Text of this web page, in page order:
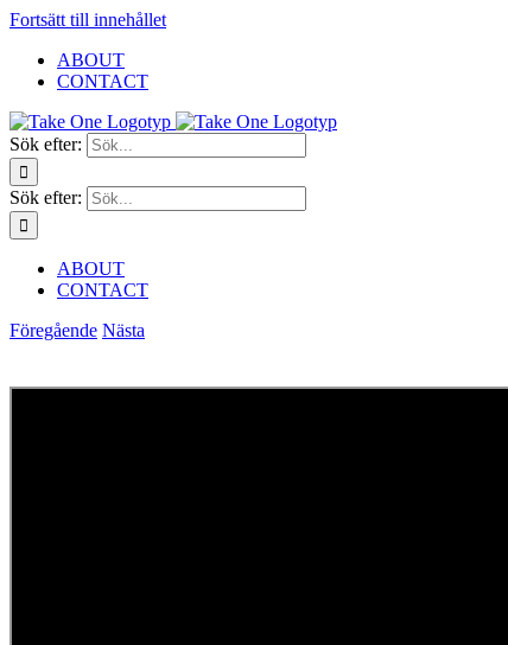
Fortsätt till innehållet
ABOUT
CONTACT
Sök efter:
Sök efter:
ABOUT
CONTACT
Föregående Nästa